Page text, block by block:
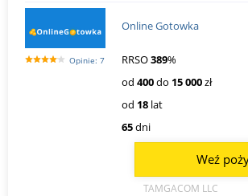
Opinie: 7
Online Gotowka
RRSO389%
od 400do 15 000zł
od 18 lat
65dni
TAMGACOM LLC
Weź